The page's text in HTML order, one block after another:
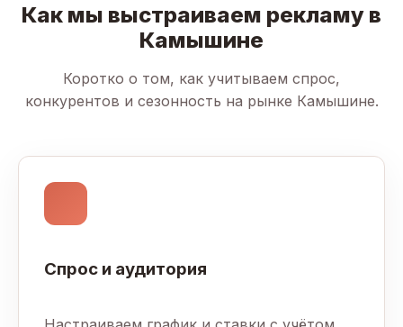
Как мы выстраиваем рекламу в
Камышине
Коротко о том, как учитываем спрос,
конкурентов и сезонность на рынке Камышине.
Спрос и аудитория